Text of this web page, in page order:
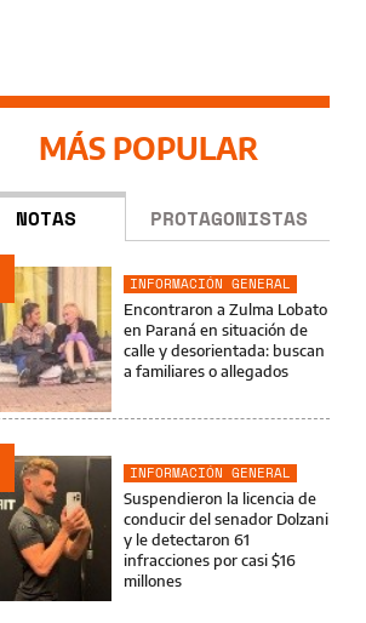
MÁS POPULAR
NOTAS PROTAGONISTAS
INFORMACIÓN GENERAL
Encontraron a Zulma Lobato
en Paraná en situación de
calle y desorientada: buscan
a familiares o allegados
INFORMACIÓN GENERAL
Suspendieron la licencia de
conducir del senador Dolzani
y le detectaron 61
infracciones por casi $16
millones